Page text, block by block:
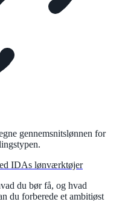
gennemsnitslønnen for
IDAs lønværktøjer
du bør få, og hvad
du forberede et ambitiøst